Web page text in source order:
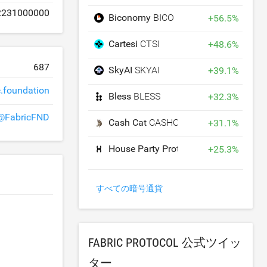
687
Biconomy BICO +56.5%
Cartesi CTSI +48.6%
SkyAISKYAI +39.1%
Bless BLESS +32.3%
Cash Cat CASHCAT +31.1%
House Party Protocol HPP
+25.3%
すべての暗号通貨
FABRIC PROTOCOL 公式ツイッ
ター